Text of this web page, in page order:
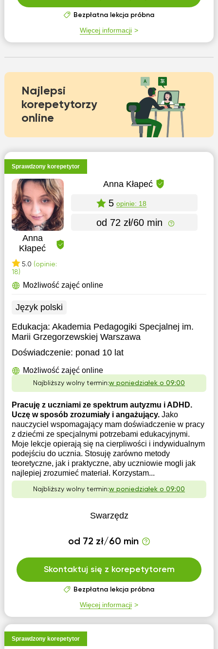
Bezpłatna lekcja próbna
Więcej informacji
Najlepsi
korepetytorzy
online
Sprawdzony korepetytor
Anna
Kłapeć
5.0 (opinie:
18)
Anna Kłapeć
5 opinie: 18
od 72 zł/60 min
Możliwość zajęć online
Język polski
Edukacja: Akademia Pedagogiki Specjalnej im.
Marii Grzegorzewskiej Warszawa
Doświadczenie: ponad 10 lat
Możliwość zajęć online
Najbliższy wolny termin:w poniedziałek o 09:00
Pracuję z uczniami ze spektrum autyzmu i ADHD.
Uczę w sposób zrozumiały i angażujący. Jako
nauczyciel wspomagający mam doświadczenie w pracy
z dziećmi ze specjalnymi potrzebami edukacyjnymi.
Moje lekcje opierają się na cierpliwości i indywidualnym
podejściu do ucznia. Stosuję zarówno metody
teoretyczne, jak i praktyczne, aby uczniowie mogli jak
najlepiej zrozumieć materiał. Korzystam...
Najbliższy wolny termin:w poniedziałek o 09:00
Swarzędz
od 72 zł/60 min
Skontaktuj się z korepetytorem
Bezpłatna lekcja próbna
Więcej informacji
Sprawdzony korepetytor